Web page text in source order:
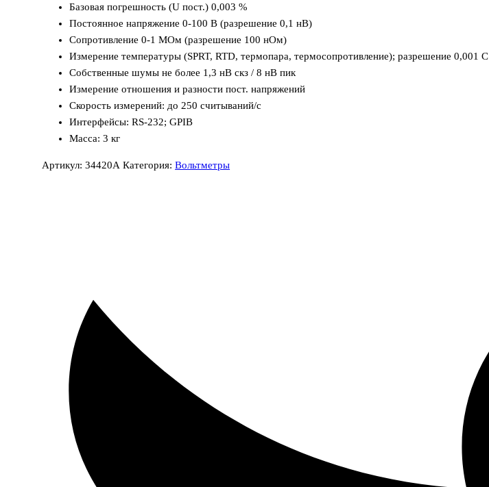
Базовая погрешность (U пост.) 0,003 %
Постоянное напряжение 0-100 В (разрешение 0,1 нВ)
Сопротивление 0-1 МОм (разрешение 100 нОм)
Измерение температуры (SPRT, RTD, термопара, термосопротивление); разрешение 0,001 С
Собственные шумы не более 1,3 нВ скз / 8 нВ пик
Измерение отношения и разности пост. напряжений
Скорость измерений: до 250 считываний/с
Интерфейсы: RS-232; GPIB
Масса: 3 кг
Артикул:34420А Категория:Вольтметры